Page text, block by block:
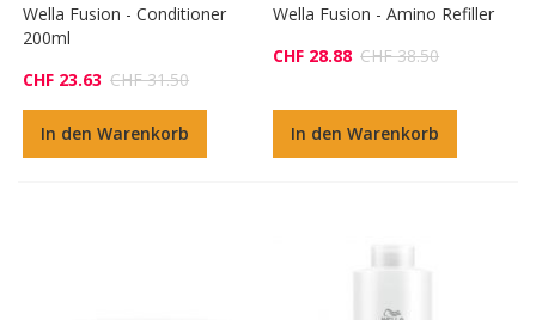
Wella Fusion - Conditioner
200ml
CHF 23.63 CHF 31.50
In den Warenkorb
Wella Fusion - Amino Refiller
CHF 28.88 CHF 38.50
In den Warenkorb